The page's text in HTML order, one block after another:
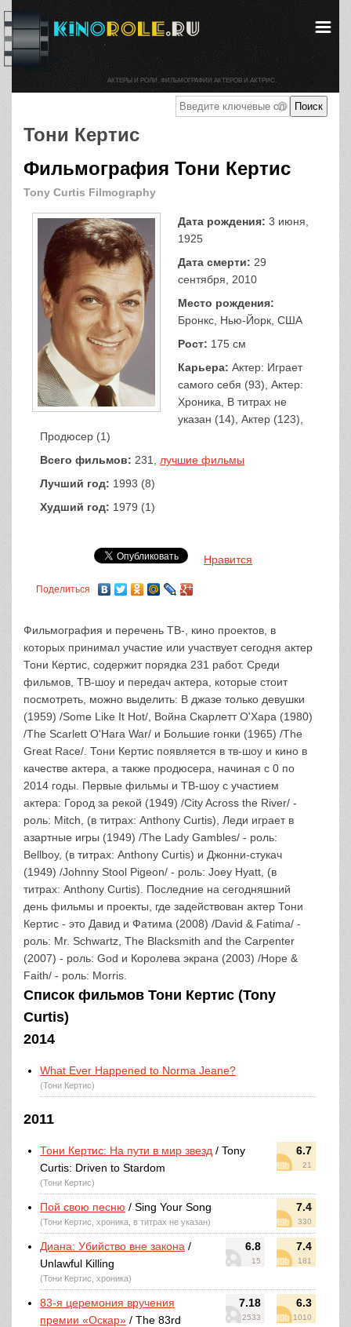
Тони Кертис
Фильмография Тони Кертис
Tony Curtis Filmography
Дата рождения: 3 июня,
1925
Дата смерти: 29
сентября, 2010
Место рождения:
Бронкс, Нью-Йорк, США
Рост: 175 см
Карьера: Актер: Играет
самого себя (93), Актер:
Хроника, В титрах не
указан (14), Актер (123),
Продюсер (1)
Всего фильмов: 231, лучшие фильмы
Лучший год: 1993 (8)
Худший год: 1979 (1)
Нравится
Поделиться
Фильмография и перечень ТВ-, кино проектов, в
которых принимал участие или участвует сегодня актер
Тони Кертис, содержит порядка 231 работ. Среди
фильмов, ТВ-шоу и передач актера, которые стоит
посмотреть, можно выделить: В джазе только девушки
(1959) /Some Like It Hot/, Война Скарлетт О'Хара (1980)
/The Scarlett O'Hara War/ и Большие гонки (1965) /The
Great Race/. Тони Кертис появляется в тв-шоу и кино в
качестве актера, а также продюсера, начиная с 0 по
2014 годы. Первые фильмы и ТВ-шоу с участием
актера: Город за рекой (1949) /City Across the River/ -
роль: Mitch, (в титрах: Anthony Curtis), Леди играет в
азартные игры (1949) /The Lady Gambles/ - роль:
Bellboy, (в титрах: Anthony Curtis) и Джонни-стукач
(1949) /Johnny Stool Pigeon/ - роль: Joey Hyatt, (в
титрах: Anthony Curtis). Последние на сегодняшний
день фильмы и проекты, где задействован актер Тони
Кертис - это Давид и Фатима (2008) /David & Fatima/ -
роль: Mr. Schwartz, The Blacksmith and the Carpenter
(2007) - роль: God и Королева экрана (2003) /Hope &
Faith/ - роль: Morris.
Список фильмов Тони Кертис (Tony
Curtis)
2014
What Ever Happened to Norma Jeane?
(Тони Кертис)
2011
6.7
21
Тони Кертис: На пути в мир звезд / Tony
Curtis: Driven to Stardom
(Тони Кертис)
7.4
330
Пой свою песню / Sing Your Song
(Тони Кертис, хроника, в титрах не указан)
6.8
15
7.4
181
Диана: Убийство вне закона /
Unlawful Killing
(Тони Кертис, хроника)
7.18
2533
6.3
1010
83-я церемония вручения
премии «Оскар» / The 83rd
АКТЕРЫ И РОЛИ. ФИЛЬМОГРАФИИ АКТЕРОВ И АКТРИС.